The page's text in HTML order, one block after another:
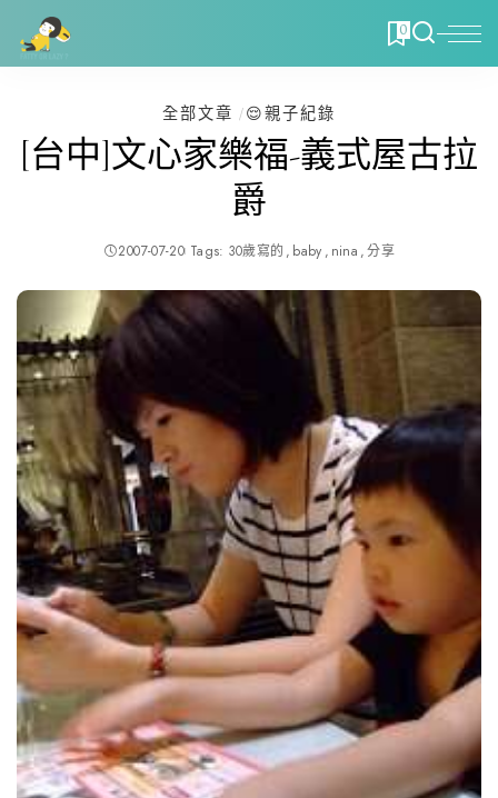
0
全部文章 😌親子紀錄
[台中]文心家樂福-義式屋古拉
爵
2007-07-20 Tags: 30歲寫的 baby nina 分享